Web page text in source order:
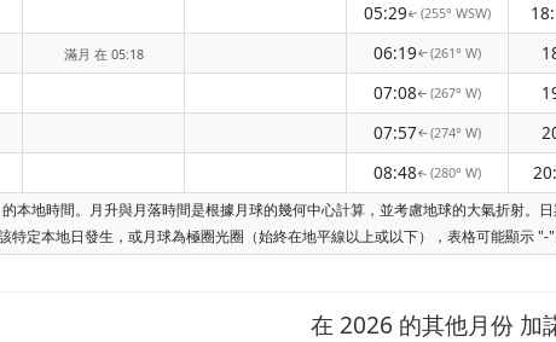
05:29↑(255° WSW)
滿月 在 05:18 06:19↑(261° W)
07:08↑(267° W)
07:57↑(274° W)
08:48↑(280° W)
本地時間。月升與月落時間是根據月球的幾何中心計算，並考慮地球的大氣折射。
特定本地日發生，或月球為極圈光圈（始終在地平線以上或以下），表格可能顯示
在 2026 的其他月份 加